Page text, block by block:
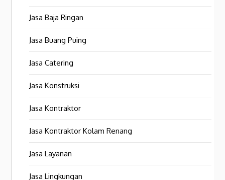
Jasa Baja Ringan
Jasa Buang Puing
Jasa Catering
Jasa Konstruksi
Jasa Kontraktor
Jasa Kontraktor Kolam Renang
Jasa Layanan
Jasa Lingkungan